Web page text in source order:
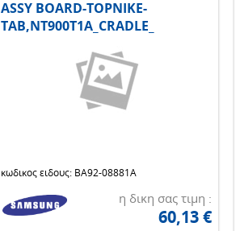
ASSY BOARD-TOPNIKE-
TAB,NT900T1A_CRADLE_
κωδικος ειδους: BA92-08881A
η δικη σας τιμη :
60,13 €